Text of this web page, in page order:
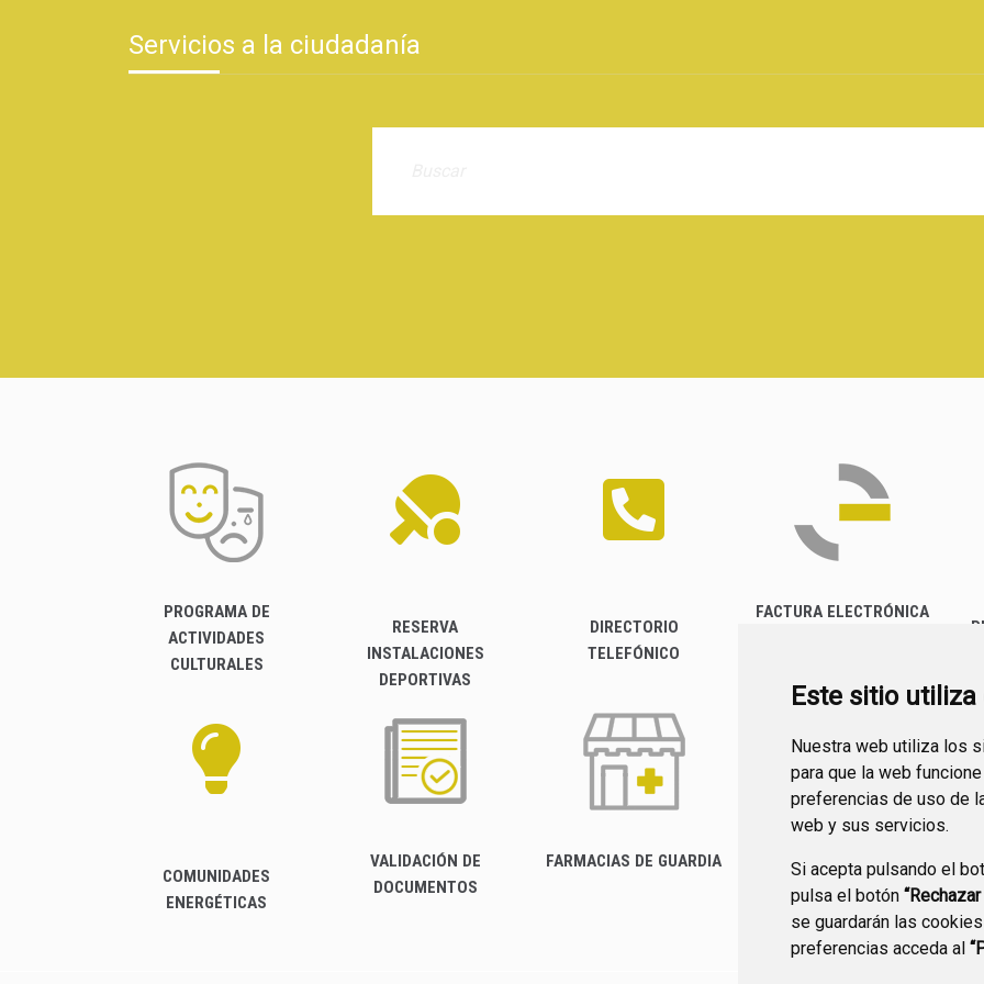
Este sitio
Nuestra web utiliza los
para que la web
preferencias de uso de
web y sus servicios.
Si acepta pulsando el
pulsa el botón
se guardarán las
preferencias acceda al
Servicios a la ciudadanía
PROGRAMA DE
ACTIVIDADES
CULTURALES
RESERVA
INSTALACIONES
DEPORTIVAS
DIRECTORIO
TELEFÓNICO
FACTURA ELECTRÓNICA
COMUNIDADES
ENERGÉTICAS
VALIDACIÓN DE
DOCUMENTOS
FARMACIAS DE GUARDIA
CANAL YOUTUBE